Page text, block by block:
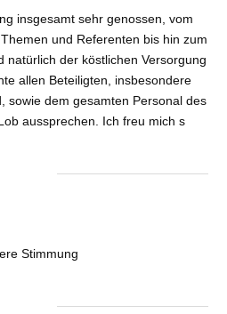
insgesamt sehr genossen, vom
und Referenten bis hin zum
natürlich der köstlichen Versorgung
allen Beteiligten, insbesondere
sowie dem gesamten Personal des
aussprechen. Ich freu mich s
Stimmung